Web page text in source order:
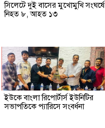
সিলেটে দুই বাসের মুখোমুখি সংঘর্ষে
নিহত ৮, আহত ১৩
ইউকে বাংলা রিপোর্টার্স ইউনিটির
সভাপতিকে প্যারিসে সংবর্ধনা